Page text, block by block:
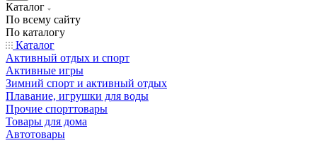
Каталог
По всему сайту
По каталогу
Каталог
Активный отдых и спорт
Активные игры
Зимний спорт и активный отдых
Плавание, игрушки для воды
Прочие спорттовары
Товары для дома
Автотовары